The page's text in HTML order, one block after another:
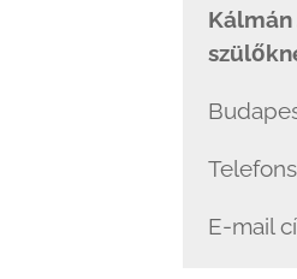
E-mail